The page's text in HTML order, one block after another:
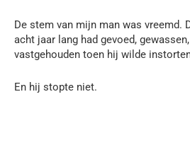
De stem van mijn man was vreemd.
acht jaar lang had gevoed,
vastgehouden toen hij wilde
En hij stopte niet.